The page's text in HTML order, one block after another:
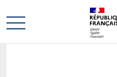
au
menu
au
contenu
Ouvrir